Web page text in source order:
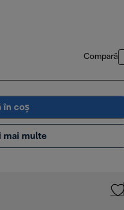
Compară
în coș
mai multe